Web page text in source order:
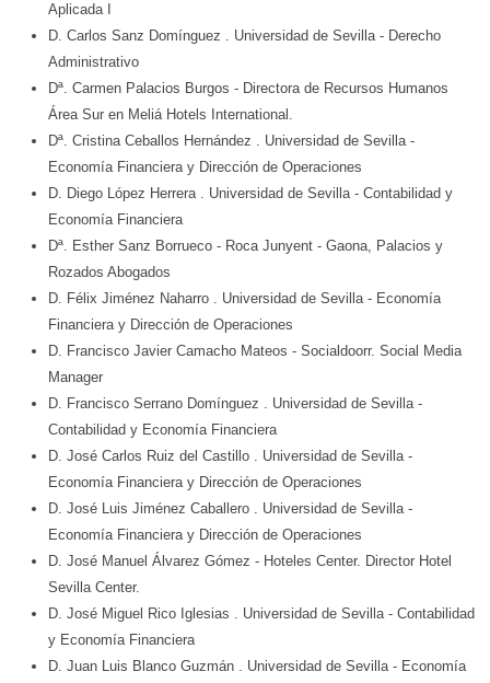
Aplicada I
D. Carlos Sanz Domínguez . Universidad de Sevilla - Derecho
Administrativo
Dª. Carmen Palacios Burgos - Directora de Recursos Humanos
Área Sur en Meliá Hotels International.
Dª. Cristina Ceballos Hernández . Universidad de Sevilla -
Economía Financiera y Dirección de Operaciones
D. Diego López Herrera . Universidad de Sevilla - Contabilidad y
Economía Financiera
Dª. Esther Sanz Borrueco - Roca Junyent - Gaona, Palacios y
Rozados Abogados
D. Félix Jiménez Naharro . Universidad de Sevilla - Economía
Financiera y Dirección de Operaciones
D. Francisco Javier Camacho Mateos - Socialdoorr. Social Media
Manager
D. Francisco Serrano Domínguez . Universidad de Sevilla -
Contabilidad y Economía Financiera
D. José Carlos Ruiz del Castillo . Universidad de Sevilla -
Economía Financiera y Dirección de Operaciones
D. José Luis Jiménez Caballero . Universidad de Sevilla -
Economía Financiera y Dirección de Operaciones
D. José Manuel Álvarez Gómez - Hoteles Center. Director Hotel
Sevilla Center.
D. José Miguel Rico Iglesias . Universidad de Sevilla - Contabilidad
y Economía Financiera
D. Juan Luis Blanco Guzmán . Universidad de Sevilla - Economía